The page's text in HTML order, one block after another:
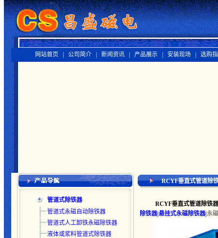
网站首页 | 公司简介 | 新闻资讯 | 产品展示 | 安装现场 | 选购
管道式除铁器
管道式永磁自动除铁器
管道式人工卸铁永磁除铁器
液体或浆料管道式除铁器
RCYF垂直式管道除
RCYF垂直式管道除铁器
除铁器|悬挂式永磁除铁器| 永